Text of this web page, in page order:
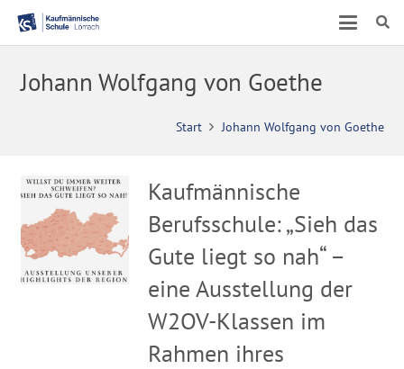
Johann Wolfgang von Goethe
Start Johann Wolfgang von Goethe
Kaufmännische
Berufsschule: „Sieh das
Gute liegt so nah“ –
eine Ausstellung der
W2OV-Klassen im
Rahmen ihres